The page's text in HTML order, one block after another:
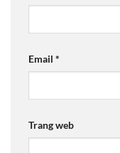
Email *
Trang web